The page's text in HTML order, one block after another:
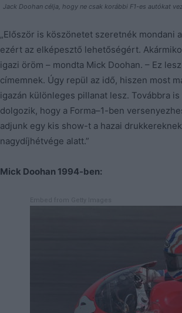
Jack Doohan célja, hogy ne csak korábbi F1-es autókat
„Először is köszönetet szeretnék mondani
ezért az elképesztő lehetőségért.
igazi öröm – mondta Mick Doohan. – Ez
címemnek. Úgy repül az idő, hiszen most
igazán különleges pillanat lesz. Továbbra
dolgozik, hogy a Forma–1-ben
adjunk egy kis show-t a hazai
nagydíjhétvége alatt.”
Mick Doohan 1994-ben: